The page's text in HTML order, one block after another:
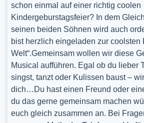
schon einmal auf einer richtig coolen
Kindergeburstagsfeier? In dem
seinen beiden Söhnen wird auch
bist herzlich eingeladen zur coolsten
Welt“.Gemeinsam wollen wir diese
Musical aufführen. Egal ob du lieber
singst, tanzt oder Kulissen baust –
dich…Du hast einen Freund oder
du das gerne gemeinsam machen
euch gleich zusammen an. Bei